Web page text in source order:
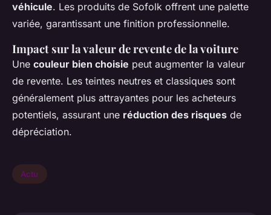
véhicule. Les produits de Sofolk offrent une palette
variée, garantissant une finition professionnelle.
Impact sur la valeur de revente de la voiture
Une couleur bien choisie peut augmenter la valeur
de revente. Les teintes neutres et classiques sont
généralement plus attrayantes pour les acheteurs
potentiels, assurant une réduction des risques de
dépréciation.
Actu